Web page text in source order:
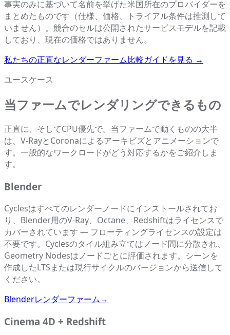
事実のみに基づいて名前を挙げた米国所在のプロバイダーを
まとめたものです（仕様、価格、トライアル条件は推測して
いません）。競合のセルは公開されたサービスモデルを記載
しており、現在の価格ではありません。
私たちの正直なレンダーファーム比較ガイドを見る →
ユースケース
当ファームでレンダリングできるもの
正直に、そしてCPU優先で。当ファームで動くものの大半
は、V-RayとCoronaによるアーキビズとアニメーションで
す。一般的なワークロードがどう対応するかをご紹介しま
す。
Blender
Cyclesはすべてのレンダーノードにインストールされてお
り、Blender用のV-Ray、Octane、Redshiftはライセンスで
カバーされています — フローティングライセンスの設定は
不要です。Cyclesのタイル組み立てはノード間に分散され、
Geometry Nodesはノードごとに評価されます。シーンを
作成したLTSまたは現行サイクルのバージョンから送信して
ください。
Blenderレンダーファーム→
Cinema 4D + Redshift